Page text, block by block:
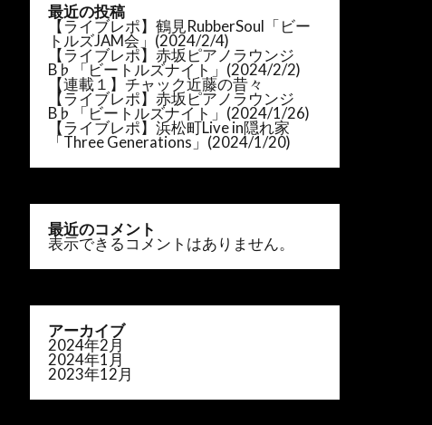
最近の投稿
【ライブレポ】鶴見RubberSoul「ビー
トルズJAM会」(2024/2/4)
【ライブレポ】赤坂ピアノラウンジ
B♭「ビートルズナイト」(2024/2/2)
【連載１】チャック近藤の昔々
【ライブレポ】赤坂ピアノラウンジ
B♭「ビートルズナイト」(2024/1/26)
【ライブレポ】浜松町Live in隠れ家
「Three Generations」(2024/1/20)
最近のコメント
表示できるコメントはありません。
アーカイブ
2024年2月
2024年1月
2023年12月